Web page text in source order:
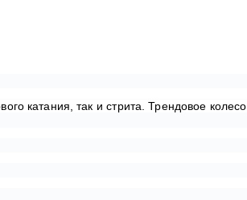
катания, так и стрита. Трендовое колесо